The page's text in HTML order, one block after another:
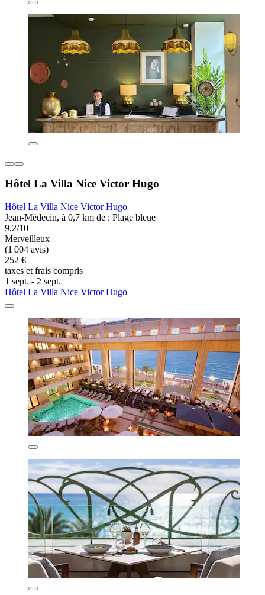
Hôtel La Villa Nice Victor Hugo
Hôtel La Villa Nice Victor Hugo
Jean-Médecin, à 0,7 km de : Plage bleue
9,2/10
Merveilleux
(1 004 avis)
252 €
taxes et frais compris
1 sept. - 2 sept.
Hôtel La Villa Nice Victor Hugo